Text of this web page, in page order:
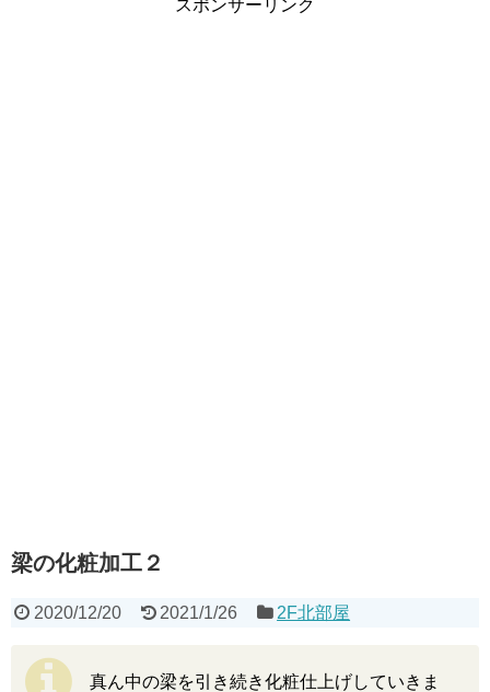
スポンサーリンク
梁の化粧加工２
2020/12/20 2021/1/26 2F北部屋
真ん中の梁を引き続き化粧仕上げしていきま